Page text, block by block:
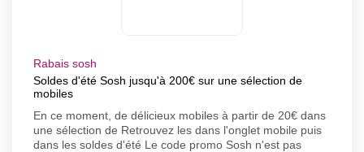
Rabais sosh
Soldes d'été Sosh jusqu'à 200€ sur une sélection de
mobiles
En ce moment, de délicieux mobiles à partir de 20€ dans
une sélection de Retrouvez les dans l'onglet mobile puis
dans les soldes d'été Le code promo Sosh n'est pas